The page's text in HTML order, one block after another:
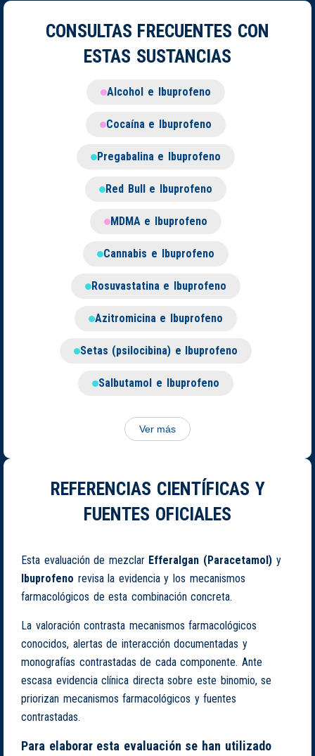
CONSULTAS FRECUENTES CON
ESTAS SUSTANCIAS
Alcohol e Ibuprofeno
Cocaína e Ibuprofeno
Pregabalina e Ibuprofeno
Red Bull e Ibuprofeno
MDMA e Ibuprofeno
Cannabis e Ibuprofeno
Rosuvastatina e Ibuprofeno
Azitromicina e Ibuprofeno
Setas (psilocibina) e Ibuprofeno
Salbutamol e Ibuprofeno
Ver más
REFERENCIAS CIENTÍFICAS Y
FUENTES OFICIALES
Esta evaluación de mezclar Efferalgan (Paracetamol) y
Ibuprofeno revisa la evidencia y los mecanismos
farmacológicos de esta combinación concreta.
La valoración contrasta mecanismos farmacológicos
conocidos, alertas de interacción documentadas y
monografías contrastadas de cada componente. Ante
escasa evidencia clínica directa sobre este binomio, se
priorizan mecanismos farmacológicos y fuentes
contrastadas.
Para elaborar esta evaluación se han utilizado